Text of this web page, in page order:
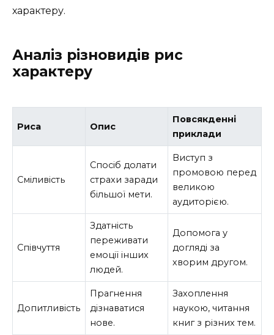
характеру.
Аналіз різновидів рис
характеру
Риса Опис
Повсякденні
приклади
Сміливість
Спосіб долати
страхи заради
більшої мети.
Виступ з
промовою перед
великою
аудиторією.
Співчуття
Здатність
переживати
емоції інших
людей.
Допомога у
догляді за
хворим другом.
Допитливість
Прагнення
дізнаватися
нове.
Захоплення
наукою, читання
книг з різних тем.